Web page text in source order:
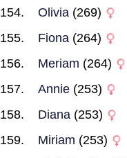
Olivia (269)
Fiona (264)
Meriam (264)
Annie (253)
Diana (253)
Miriam (253)